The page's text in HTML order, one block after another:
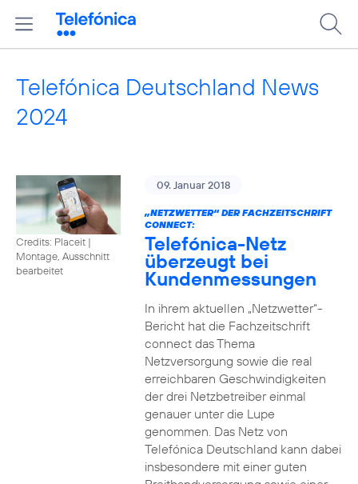
Telefónica Deutschland News
2024
Credits: Placeit |
Montage, Ausschnitt
bearbeitet
09. Januar 2018
„NETZWETTER“ DER FACHZEITSCHRIFT
CONNECT:
Telefónica-Netz
überzeugt bei
Kundenmessungen
In ihrem aktuellen „Netzwetter“-
Bericht hat die Fachzeitschrift
connect das Thema
Netzversorgung sowie die real
erreichbaren Geschwindigkeiten
der drei Netzbetreiber einmal
genauer unter die Lupe
genommen. Das Netz von
Telefónica Deutschland kann dabei
insbesondere mit einer guten